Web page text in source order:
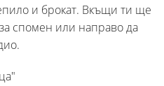
и брокат. Вкъщи ти ще
спомен или направо да